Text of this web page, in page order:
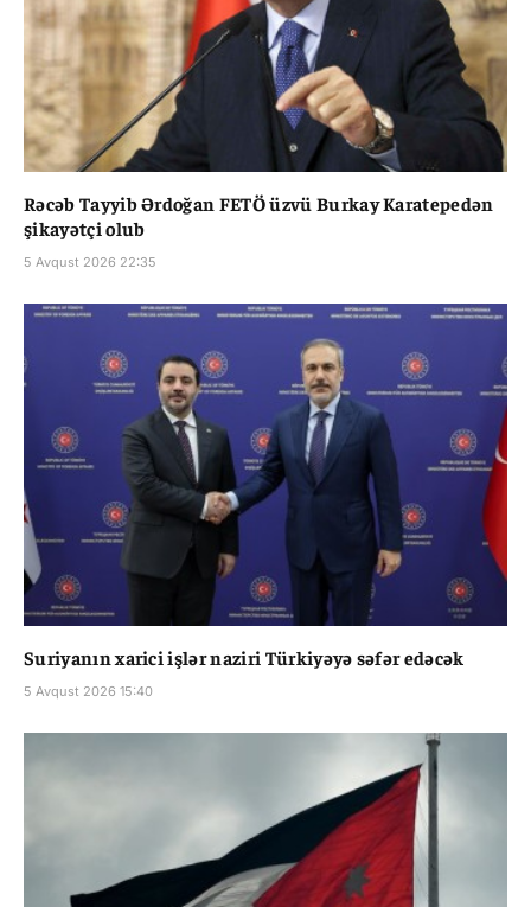
Rəcəb Tayyib Ərdoğan FETÖ üzvü Burkay Karatepedən
şikayətçi olub
5 Avqust 2026 22:35
Suriyanın xarici işlər naziri Türkiyəyə səfər edəcək
5 Avqust 2026 15:40